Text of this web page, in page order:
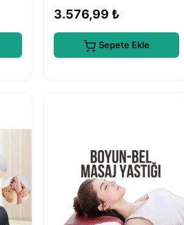
3.576,99 ₺
Sepete Ekle